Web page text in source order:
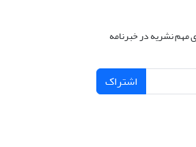
مهم نشریه در خبرنامه
اشتراک